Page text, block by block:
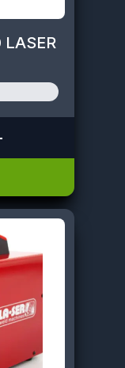
LASER